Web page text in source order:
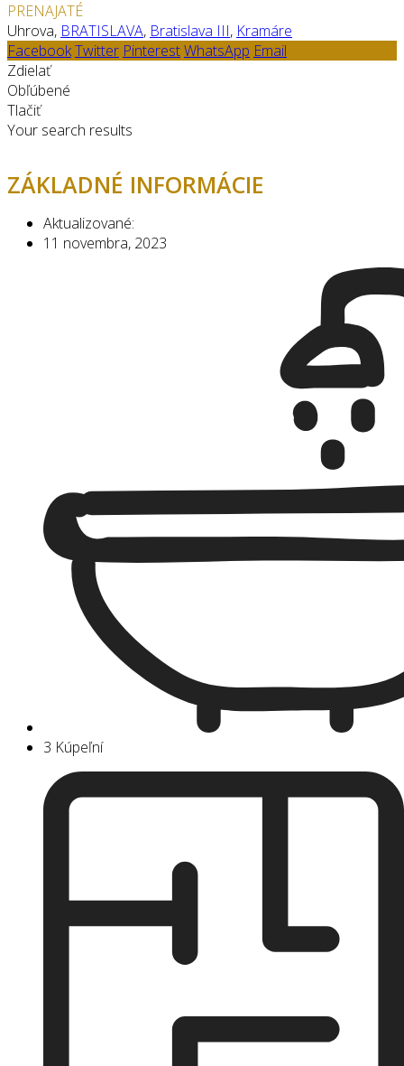
PRENAJATÉ
Uhrova, BRATISLAVA, Bratislava III, Kramáre
FacebookTwitter PinterestWhatsApp Email
Zdielať
Obľúbené
Tlačiť
Your search results
ZÁKLADNÉ INFORMÁCIE
Aktualizované:
11 novembra, 2023
3 Kúpeľní